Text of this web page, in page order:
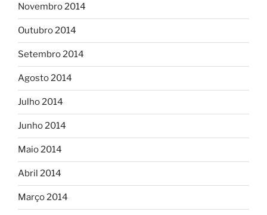
Novembro 2014
Outubro 2014
Setembro 2014
Agosto 2014
Julho 2014
Junho 2014
Maio 2014
Abril 2014
Março 2014